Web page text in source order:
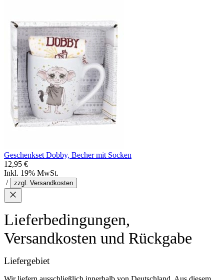
Geschenkset Dobby, Becher mit Socken
12,95 €
Inkl. 19% MwSt.
/
zzgl. Versandkosten
Lieferbedingungen,
Versandkosten und Rückgabe
Liefergebiet